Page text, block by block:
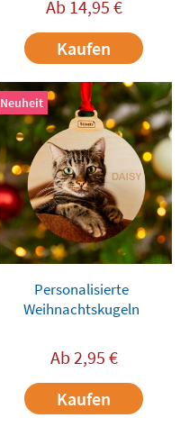
Ab 14,95 €
Kaufen
Neuheit
Personalisierte
Weihnachtskugeln
Ab 2,95 €
Kaufen